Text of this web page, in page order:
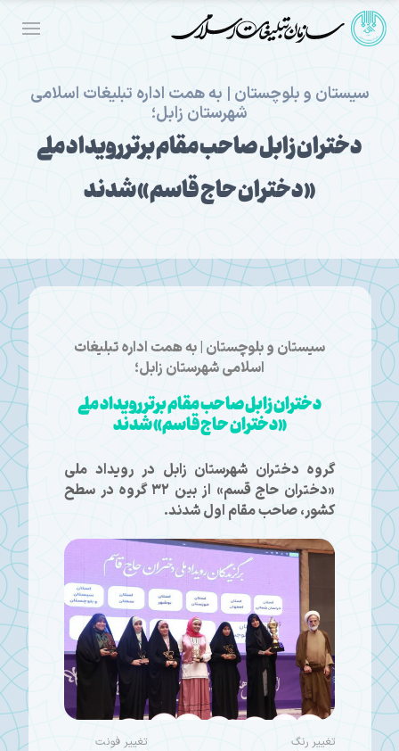
سیستان و بلوچستان | به همت اداره تبلیغات اسلامی
شهرستان زابل؛
دختران زابل صاحب مقام برتر رویداد ملی
«دختران حاج قاسم» شدند
سیستان و بلوچستان | به همت اداره تبلیغات
اسلامی شهرستان زابل؛
دختران زابل صاحب مقام برتر رویداد ملی
«دختران حاج قاسم» شدند
گروه دختران شهرستان زابل در رویداد ملی
«دختران حاج قسم» از بین ۳۲ گروه در سطح
کشور، صاحب مقام اول شدند.
تغییر رنگ تغییر فونت